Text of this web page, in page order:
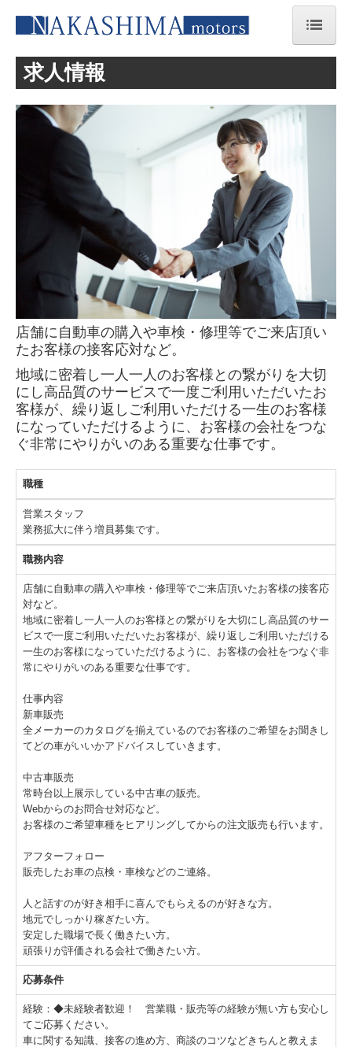
ホーム
中古車販売
会社案内
店舗案内
ほけんの専門店 LCA
求人募集
求人情報
店舗に自動車の購入や車検・修理等でご来店頂い
たお客様の接客応対など。
地域に密着し一人一人のお客様との繋がりを大切
にし高品質のサービスで一度ご利用いただいたお
客様が、繰り返しご利用いただける一生のお客様
になっていただけるように、お客様の会社をつな
ぐ非常にやりがいのある重要な仕事です。
職種
営業スタッフ
業務拡大に伴う増員募集です。
職務内容
店舗に自動車の購入や車検・修理等でご来店頂いたお客様の接客応
対など。
地域に密着し一人一人のお客様との繋がりを大切にし高品質のサー
ビスで一度ご利用いただいたお客様が、繰り返しご利用いただける
一生のお客様になっていただけるように、お客様の会社をつなぐ非
常にやりがいのある重要な仕事です。
仕事内容
新車販売
全メーカーのカタログを揃えているのでお客様のご希望をお聞きし
てどの車がいいかアドバイスしていきます。
中古車販売
常時台以上展示している中古車の販売。
Webからのお問合せ対応など。
お客様のご希望車種をヒアリングしてからの注文販売も行います。
アフターフォロー
販売したお車の点検・車検などのご連絡。
人と話すのが好き相手に喜んでもらえるのが好きな方。
地元でしっかり稼ぎたい方。
安定した職場で長く働きたい方。
頑張りが評価される会社で働きたい方。
応募条件
経験：◆未経験者歓迎！ 営業職・販売等の経験が無い方も安心し
てご応募ください。
車に関する知識、接客の進め方、商談のコツなどきちんと教えま